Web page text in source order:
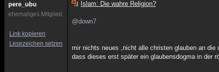
pere_ubu
ehemaliges Mitglied
Link kopieren
Lesezeichen setzen
Islam: Die wahre Religion?
@down7
mir nichts neues ,nicht alle christen glauben an die
dass dieses erst später ein glaubensdogma in der